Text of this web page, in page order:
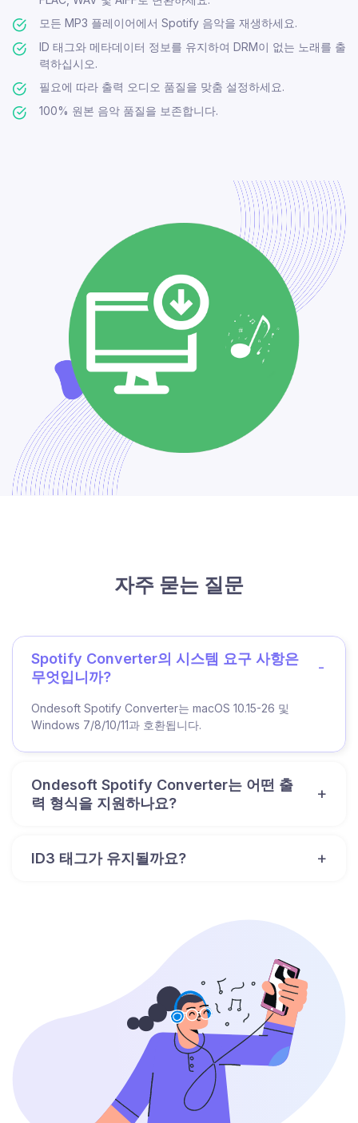
모든 MP3 플레이어에서 Spotify 음악을 재생하세요.
ID 태그와 메타데이터 정보를 유지하여 DRM이 없는 노래를 출
력하십시오.
필요에 따라 출력 오디오 품질을 맞춤 설정하세요.
100% 원본 음악 품질을 보존합니다.
자주 묻는 질문
Spotify Converter의 시스템 요구 사항은
무엇입니까?
Ondesoft Spotify Converter는 macOS 10.15-26 및
Windows 7/8/10/11과 호환됩니다.
Ondesoft Spotify Converter는 어떤 출
력 형식을 지원하나요?
ID3 태그가 유지될까요?